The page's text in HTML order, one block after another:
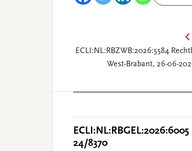
ECLI:NL:RBZWB:2026:5584
West-Brabant, 26-06-
24/8370